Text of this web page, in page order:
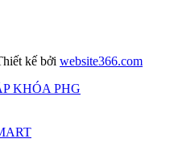
kế bởi website366.com
KHÓA PHG